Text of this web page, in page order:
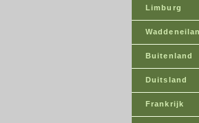
Limburg
Buitenland
Duitsland
Frankrijk